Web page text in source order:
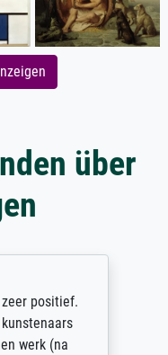
über
positief.
werk (na